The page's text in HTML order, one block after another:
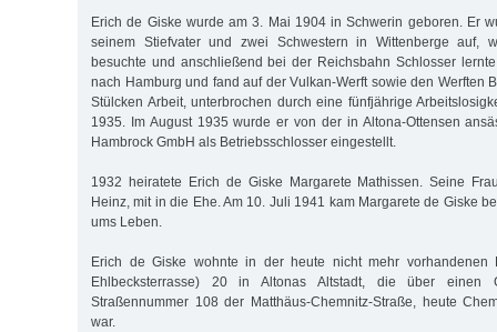
Erich de Giske wurde am 3. Mai 1904 in Schwerin geboren. Er
seinem Stiefvater und zwei Schwestern in Wittenberge auf,
besuchte und anschließend bei der Reichsbahn Schlosser
nach Hamburg und fand auf der Vulkan-Werft sowie den Werften
Stülcken Arbeit, unterbrochen durch eine fünfjährige
1935. Im August 1935 wurde er von der in Altona-Ottensen
Hambrock GmbH als Betriebsschlosser eingestellt.
1932 heiratete Erich de Giske Margarete Mathissen. Seine
Heinz, mit in die Ehe. Am 10. Juli 1941 kam Margarete de Giske
ums Leben.
Erich de Giske wohnte in der heute nicht mehr vorhandenen
Ehlbecksterrasse) 20 in Altonas Altstadt, die über
Straßennummer 108 der Matthäus-Chemnitz-Straße, heute
war.